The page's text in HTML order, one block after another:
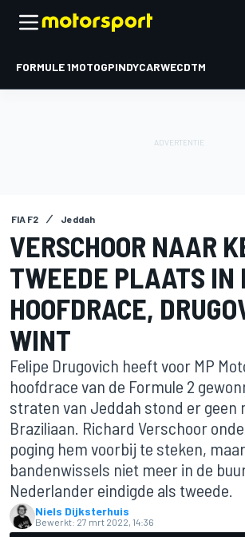
FORMULE 1MOTOGPINDYCARWECDTM
FIA F2 Jeddah
VERSCHOOR NAAR
TWEEDE PLAATS IN
HOOFDRACE,
WINT
Felipe Drugovich heeft voor MP
hoofdrace van de Formule 2
straten van Jeddah stond er geen
Braziliaan. Richard Verschoor
poging hem voorbij te steken,
bandenwissels niet meer in de
Nederlander eindigde als tweede.
Niels Dijksterhuis
Bewerkt: 27 mrt 2022, 14:36